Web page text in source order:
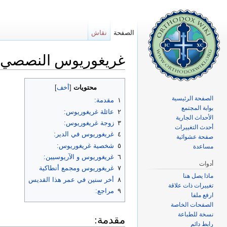
غريغوريوس النصصي
محتويات أخف
١
مقدمة:
٢ عائلة غريغوريوس:
٣ زوجة غريغوريوس:
٤ غريغوريوس في الدير:
٥ شخصية غريغوريوس:
٦ غريغوريوس و الآريوسيين:
٧ غريغوريوس ومجمع أنطاكية
٨ أخر سنين في عمر هذا القديس
٩ مراجع:
مقدمة:
نقاش الصفحة
الصفحة الرئيسية
بوابة المجتمع
الأحداث الجارية
أحدث التغييرات
صفحة عشوائية
مساعدة
أدوات
ماذا يصل هنا
تغييرات ذات علاقة
ارفع ملفا
الصفحات الخاصة
نسخة للطباعة
رابط دائم